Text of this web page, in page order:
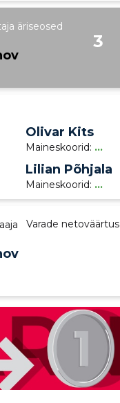
äriseosed
3
Olivar Kits
Maineskoorid: ...
Lilian Põhjala
Maineskoorid: ...
Varade netoväärtus